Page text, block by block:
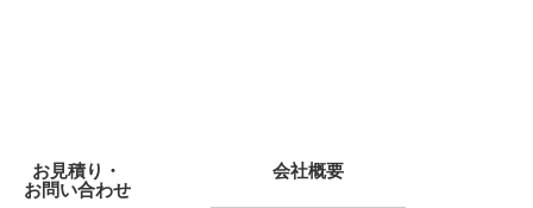
お見積り・
お問い合わせ
会社概要